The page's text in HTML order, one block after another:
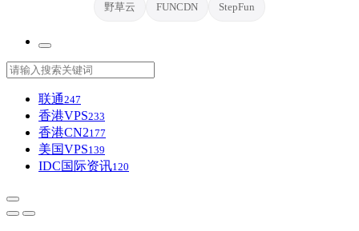
野草云
FUNCDN StepFun
联通247
香港VPS233
香港CN2177
美国VPS139
IDC国际资讯120